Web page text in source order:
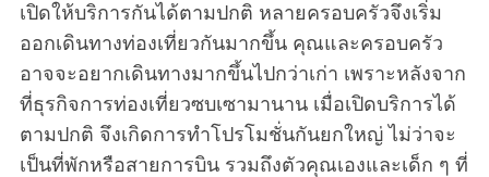
เปิดให้บริการกันได้ตามปกติ หลายครอบครัวจึงเริ่ม
ออกเดินทางท่องเที่ยวกันมากขึ้น คุณและครอบครัว
อาจจะอยากเดินทางมากขึ้นไปกว่าเก่า เพราะหลังจาก
ที่ธุรกิจการท่องเที่ยวซบเซามานาน เมื่อเปิดบริการได้
ตามปกติ จึงเกิดการทำโปรโมชั่นกันยกใหญ่ ไม่ว่าจะ
เป็นที่พักหรือสายการบิน รวมถึงตัวคุณเองและเด็ก ๆ ที่